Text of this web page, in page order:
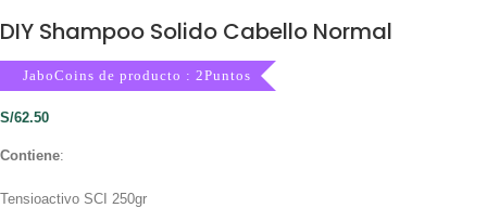
DIY Shampoo Solido Cabello Normal
JaboCoins de producto : 2Puntos
S/62.50
Contiene:
Tensioactivo SCI 250gr